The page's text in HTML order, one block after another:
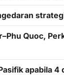
Quoc,
apabila